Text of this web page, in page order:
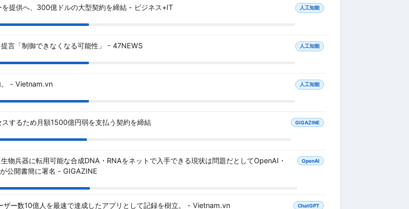
提供へ、300億ドルの大型契約を締結 - ビジネス+IT 人工知能
言「制御できなくなる可能性」 - 47NEWS 人工知能
。 - Vietnam.vn 人工知能
するため月額1500億円弱を支払う契約を締結 GIGAZINE
物兵器に転用可能な合成DNA・RNAをネットで入手できる現状は問題だとしてOpenAI・
公開書簡に署名 - GIGAZINE
OpenAI
ー数10億人を最速で達成したアプリとして記録を樹立。 - Vietnam.vn ChatGPT